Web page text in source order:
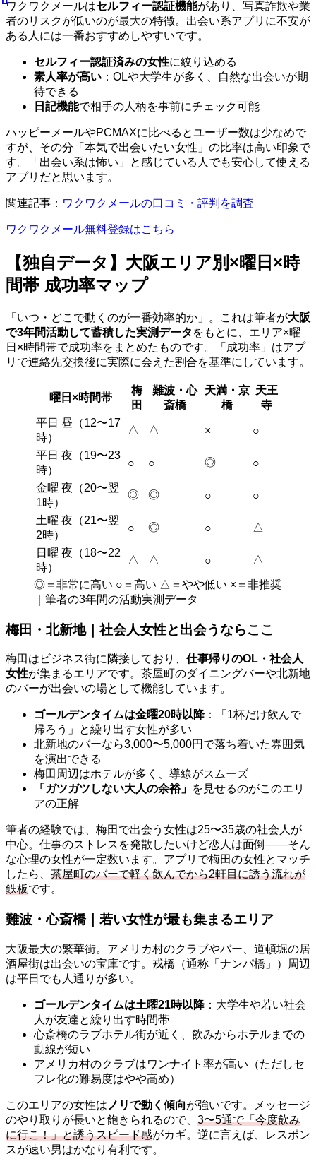
ワクワクメールはセルフィー認証機能があり、写真詐欺や業
者のリスクが低いのが最大の特徴。出会い系アプリに不安が
ある人には一番おすすめしやすいです。
セルフィー認証済みの女性に絞り込める
素人率が高い ：OLや大学生が多く、自然な出会いが期
待できる
日記機能で相手の人柄を事前にチェック可能
ハッピーメールやPCMAXに比べるとユーザー数は少なめで
すが、その分「本気で出会いたい女性」の比率は高い印象で
す。「出会い系は怖い」と感じている人でも安心して使える
アプリだと思います。
関連記事： ワクワクメールの口コミ・評判を調査
ワクワクメール無料登録はこちら
【独自データ】大阪エリア別×曜日×時
間帯 成功率マップ
「いつ・どこで動くのが一番効率的か」。これは筆者が大阪
で3年間活動して蓄積した実測データ をもとに、エリア×曜
日×時間帯で成功率をまとめたものです。「成功率」はアプ
リで連絡先交換後に実際に会えた割合を基準にしています。
曜日×時間帯
梅
田
難波・心
斎橋
天満・京
橋
天王
寺
平日 昼（12〜17
時）
△ △ × ○
平日 夜（19〜23
時）
○ ○ ◎ ○
金曜 夜（20〜翌
1時）
◎ ◎ ○ ○
土曜 夜（21〜翌
2時）
○ ◎ ○ △
日曜 夜（18〜22
時）
△ △ ○ △
◎＝非常に高い ○＝高い △＝やや低い ×＝非推奨
｜筆者の3年間の活動実測データ
梅田・北新地｜社会人女性と出会うならここ
梅田はビジネス街に隣接しており、 仕事帰りのOL・社会人
女性が集まるエリアです。茶屋町のダイニングバーや北新地
のバーが出会いの場として機能しています。
ゴールデンタイムは金曜20時以降：「1杯だけ飲んで
帰ろう」と繰り出す女性が多い
北新地のバーなら3,000〜5,000円で落ち着いた雰囲気
を演出できる
梅田周辺はホテルが多く、導線がスムーズ
「ガツガツしない大人の余裕」 を見せるのがこのエリ
アの正解
筆者の経験では、梅田で出会う女性は25〜35歳の社会人が
中心。仕事のストレスを発散したいけど恋人は面倒――そん
な心理の女性が一定数います。アプリで梅田の女性とマッチ
したら、 茶屋町のバーで軽く飲んでから2軒目に誘う流れが
鉄板です。
難波・心斎橋｜若い女性が最も集まるエリア
大阪最大の繁華街。アメリカ村のクラブやバー、道頓堀の居
酒屋街は出会いの宝庫です。戎橋（通称「ナンパ橋」）周辺
は平日でも人通りが多い。
ゴールデンタイムは土曜21時以降：大学生や若い社会
人が友達と繰り出す時間帯
心斎橋のラブホテル街が近く、飲みからホテルまでの
動線が短い
アメリカ村のクラブはワンナイト率が高い（ただしセ
フレ化の難易度はやや高め）
このエリアの女性は ノリで動く傾向が強いです。メッセージ
のやり取りが長いと飽きられるので、 3〜5通で「今度飲み
に行こ！」と誘うスピード感がカギ。逆に言えば、レスポン
スが速い男はかなり有利です。